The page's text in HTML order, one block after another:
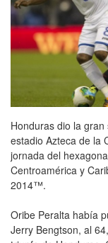
Honduras dio la
estadio Azteca de la
jornada del
Centroamérica y
2014™.
Oribe Peralta había
Jerry Bengtson, al